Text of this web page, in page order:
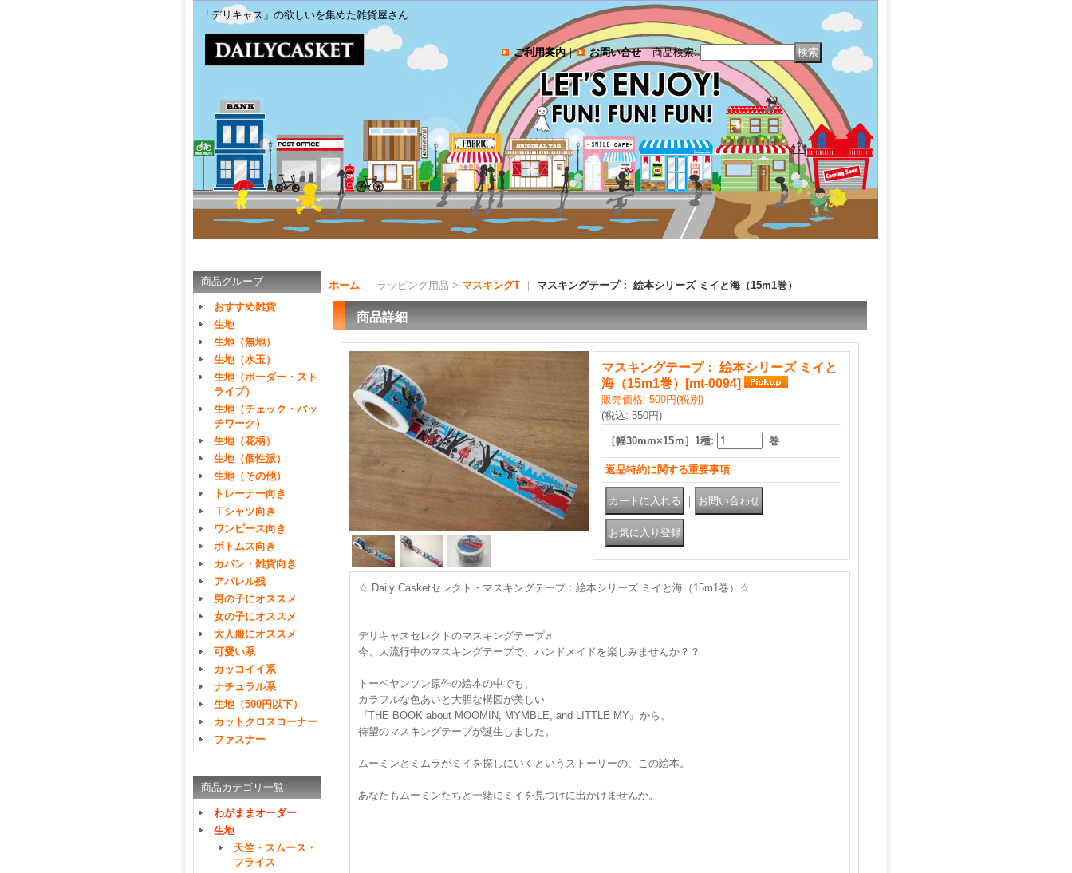
「デリキャス」の欲しいを集めた雑貨屋さん
ご利用案内｜ お問い合せ 商品検索:
商品グループ
おすすめ雑貨
生地
生地（無地）
生地（水玉）
生地（ボーダー・スト
ライプ）
生地（チェック・パッ
チワーク）
生地（花柄）
生地（個性派）
生地（その他）
トレーナー向き
Ｔシャツ向き
ワンピース向き
ボトムス向き
カバン・雑貨向き
アパレル残
男の子にオススメ
女の子にオススメ
大人服にオススメ
可愛い系
カッコイイ系
ナチュラル系
生地（500円以下）
カットクロスコーナー
ファスナー
商品カテゴリ一覧
わがままオーダー
生地
天竺・スムース・
フライス
ホーム ｜ ラッピング用品 > マスキングT マスキングテープ： 絵本シリーズ ミイと海（15m1巻）
商品詳細
マスキングテープ： 絵本シリーズ ミイと
海（15m1巻）
[mt-0094]
販売価格: 500円(税別)
(税込: 550円)
［幅30mm×15ｍ］1種: 巻
返品特約に関する重要事項
｜
☆ Daily Casketセレクト・マスキングテープ：絵本シリーズ ミイと海（15m1巻）☆
デリキャスセレクトのマスキングテープ♬
今、大流行中のマスキングテープで、ハンドメイドを楽しみませんか？？
トーベヤンソン原作の絵本の中でも、
カラフルな色あいと大胆な構図が美しい
『THE BOOK about MOOMIN, MYMBLE, and LITTLE MY』から、
待望のマスキングテープが誕生しました。
ムーミンとミムラがミイを探しにいくというストーリーの、この絵本。
あなたもムーミンたちと一緒にミイを見つけに出かけませんか。